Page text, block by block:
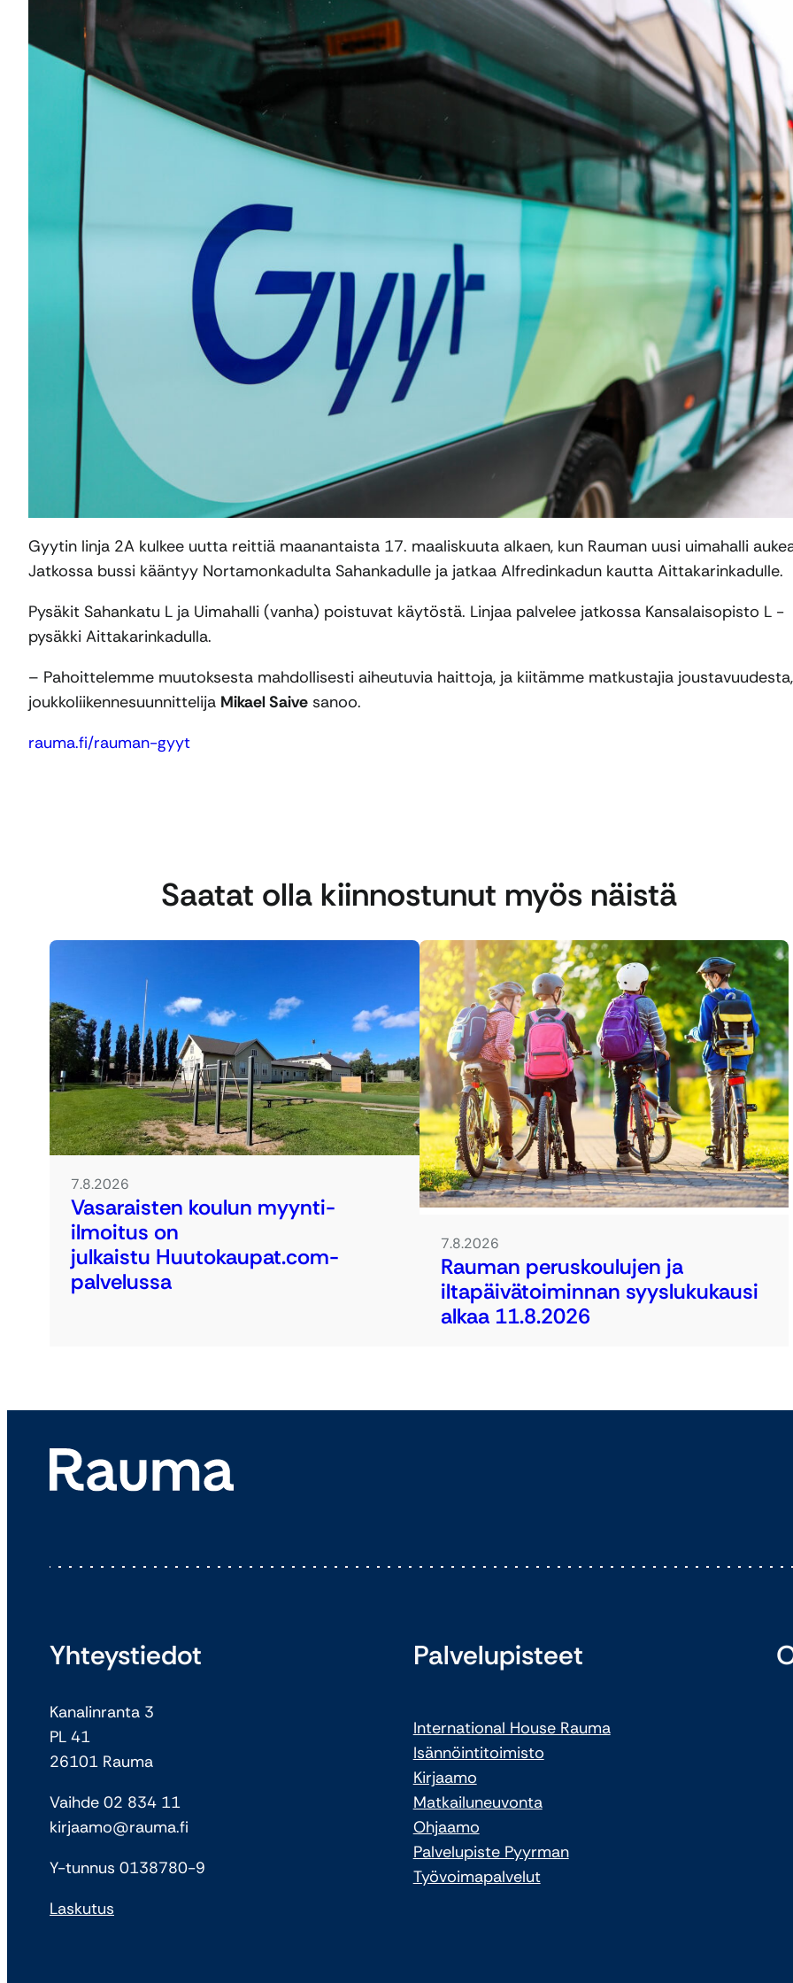
Gyytin linja 2A kulkee uutta reittiä maanantaista 17. maaliskuuta alkaen, kun Rauman uusi uimahalli
Jatkossa bussi kääntyy Nortamonkadulta Sahankadulle ja jatkaa Alfredinkadun kautta Aittakarinkadulle.
Pysäkit Sahankatu L ja Uimahalli (vanha) poistuvat käytöstä. Linjaa palvelee jatkossa Kansalaisopisto L -
pysäkki Aittakarinkadulla.
– Pahoittelemme muutoksesta mahdollisesti aiheutuvia haittoja, ja kiitämme matkustajia joustavuudesta,
joukkoliikennesuunnittelija Mikael Saive sanoo.
rauma.fi/rauman-gyyt
Saatat olla kiinnostunut myös näistä
7.8.2026
Vasaraisten koulun myynti-
ilmoitus on
julkaistu Huutokaupat.com-
palvelussa
7.8.2026
Rauman peruskoulujen ja
iltapäivätoiminnan syyslukukausi
alkaa 11.8.2026
Yhteystiedot
Kanalinranta 3
PL 41
26101 Rauma
Vaihde 02 834 11
kirjaamo@rauma.fi
Y-tunnus 0138780-9
Laskutus
Palvelupisteet
International House Rauma
Isännöintitoimisto
Kirjaamo
Matkailuneuvonta
Ohjaamo
Palvelupiste Pyyrman
Työvoimapalvelut